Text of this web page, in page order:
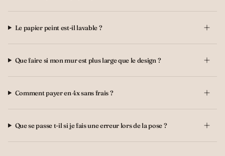
Le papier peint est-il lavable ?
Que faire si mon mur est plus large que le design ?
Comment payer en 4x sans frais ?
Que se passe t-il si je fais une erreur lors de la pose ?